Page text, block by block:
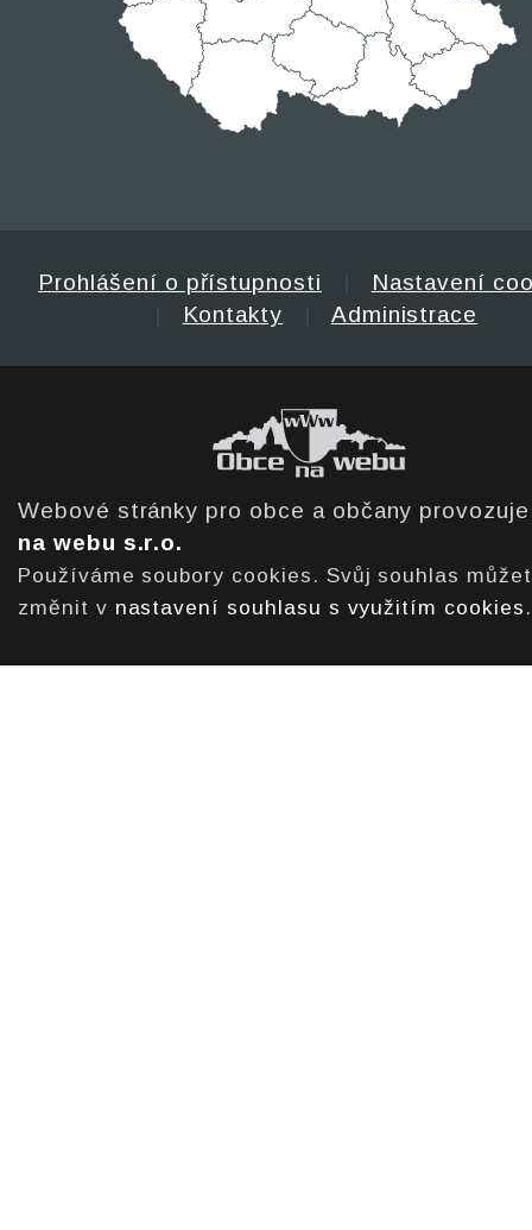
Prohlášení o přístupnosti
Nastavení
Kontakty Administrace
Webové stránky pro obce a občany
na webu s.r.o.
Používáme soubory cookies. Svůj souhlas
změnit v nastavení souhlasu s využitím cookies .